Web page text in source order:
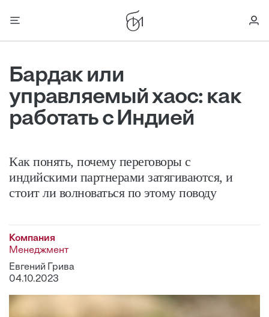
Бардак или
управляемый хаос: как
работать с Индией
Как понять, почему переговоры с
индийскими партнерами затягиваются, и
стоит ли волноваться по этому поводу
Компания
Менеджмент
Евгений Грива
04.10.2023